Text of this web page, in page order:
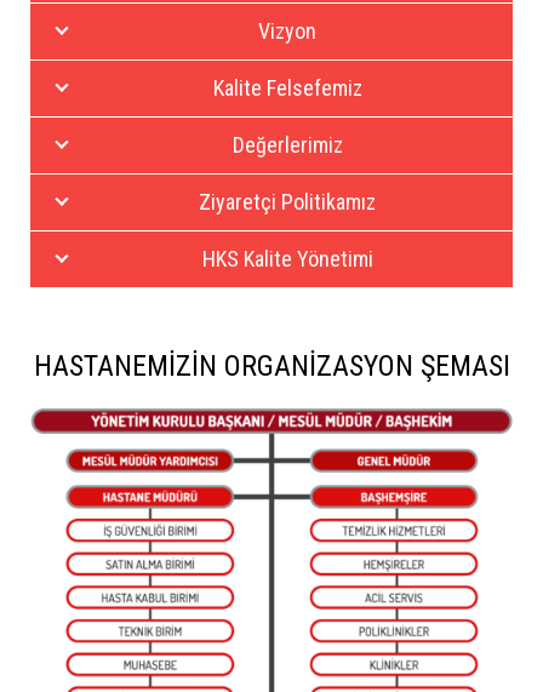
Vizyon
Kalite Felsefemiz
Değerlerimiz
Ziyaretçi Politikamız
HKS Kalite Yönetimi
HASTANEMİZİN ORGANİZASYON ŞEMASI